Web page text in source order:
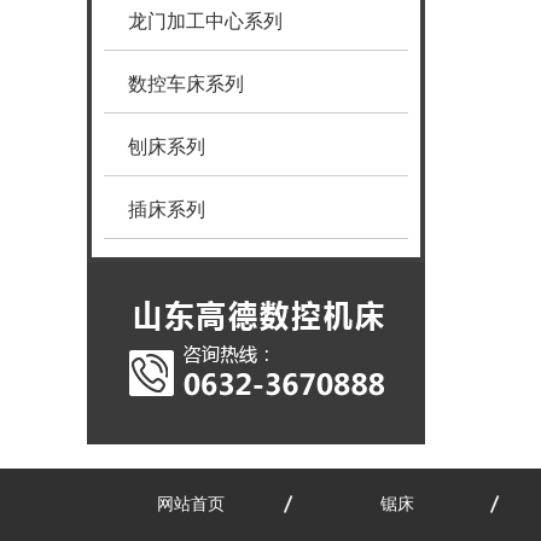
龙门加工中心系列
数控车床系列
刨床系列
插床系列
网站首页 锯床